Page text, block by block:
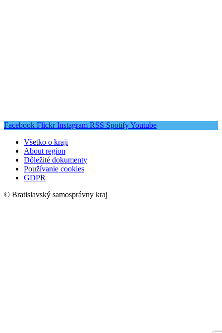
Facebook Flickr Instagram RSS SpotifyYoutube
Všetko o kraji
About region
Dôležité dokumenty
Používanie cookies
GDPR
© Bratislavský samosprávny kraj